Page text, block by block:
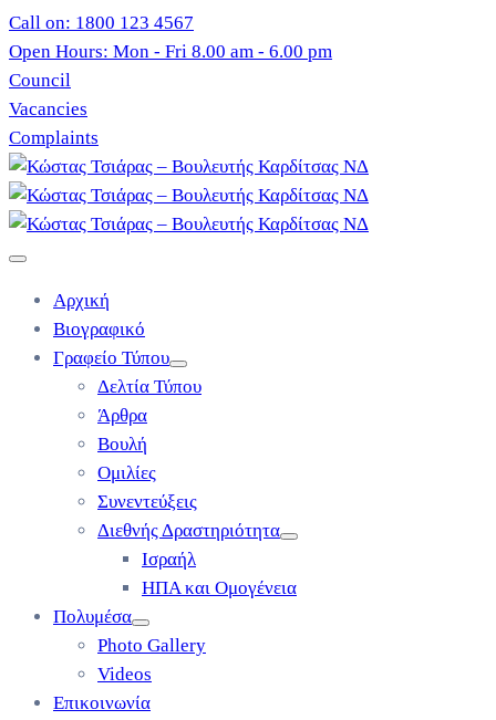
Call on: 1800 123 4567
Open Hours: Mon - Fri 8.00 am - 6.00 pm
Council
Vacancies
Complaints
Αρχική
Βιογραφικό
Γραφείο Τύπου
Δελτία Τύπου
Άρθρα
Βουλή
Ομιλίες
Συνεντεύξεις
Διεθνής Δραστηριότητα
Ισραήλ
ΗΠΑ και Ομογένεια
Πολυμέσα
Photo Gallery
Videos
Επικοινωνία